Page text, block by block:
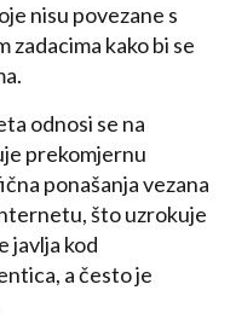
nisu povezane s
kako bi se
odnosi se na
prekomjernu
ponašanja vezana
što uzrokuje
javlja kod
a često je